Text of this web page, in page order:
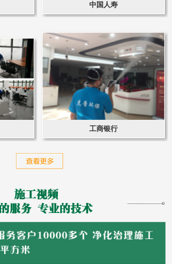
中国人寿
工商银行